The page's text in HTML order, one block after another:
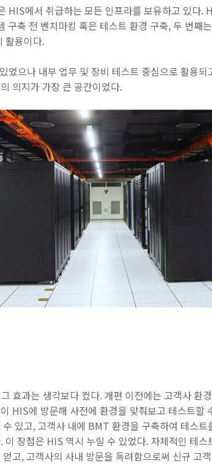
에서 취급하는 모든 인프라를 보유하고 있다.
구축 전 벤치마킹 혹은 테스트 환경 구축, 두 번째
활용이다.
었으나 내부 업무 및 장비 테스트 중심으로 활용
의지가 가장 큰 공간이었다.
효과는 생각보다 컸다. 개편 이전에는 고객사 환
HIS에 방문해 사전에 환경을 맞춰보고 테스트할
있고, 고객사 내에 BMT 환경을 구축하여 테스
장점은 HIS 역시 누릴 수 있었다. 자체적인 테
고, 고객사의 사내 방문을 독려함으로써 신규 고